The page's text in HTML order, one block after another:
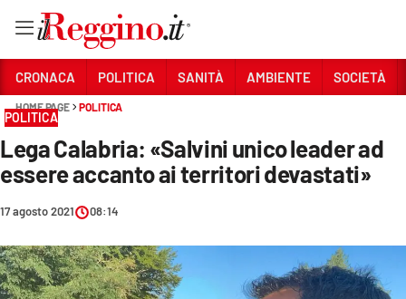
Sezioni
CRONACA
AMBIENTE
CRONACA POLITICA SANITÀ AMBIENTE SOCIETÀ
HOME PAGE POLITICA
POLITICA
Lega Calabria: «Salvini unico leader ad
essere accanto ai territori devastati»
17 agosto 2021 08:14